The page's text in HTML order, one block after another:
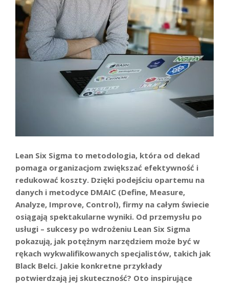
Lean Six Sigma to metodologia, która od dekad
pomaga organizacjom zwiększać efektywność i
redukować koszty. Dzięki podejściu opartemu na
danych i metodyce DMAIC (Define, Measure,
Analyze, Improve, Control), firmy na całym świecie
osiągają spektakularne wyniki. Od przemysłu po
usługi – sukcesy po wdrożeniu Lean Six Sigma
pokazują, jak potężnym narzędziem może być w
rękach wykwalifikowanych specjalistów, takich jak
Black Belci. Jakie konkretne przykłady
potwierdzają jej skuteczność? Oto inspirujące